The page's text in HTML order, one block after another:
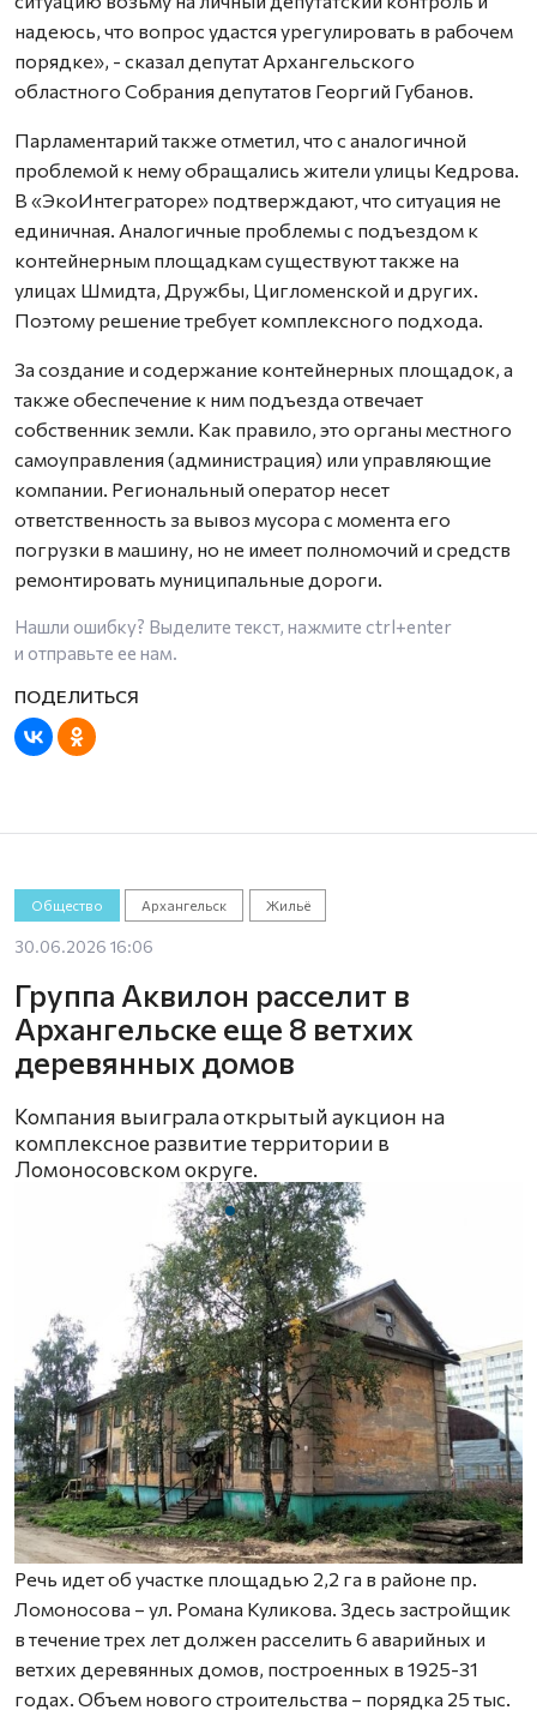
надеюсь, что вопрос удастся урегулировать в рабочем
порядке», - сказал депутат Архангельского
областного Собрания депутатов Георгий Губанов.
Парламентарий также отметил, что с аналогичной
проблемой к нему обращались жители улицы Кедрова.
В «ЭкоИнтеграторе» подтверждают, что ситуация не
единичная. Аналогичные проблемы с подъездом к
контейнерным площадкам существуют также на
улицах Шмидта, Дружбы, Цигломенской и других.
Поэтому решение требует комплексного подхода.
За создание и содержание контейнерных площадок, а
также обеспечение к ним подъезда отвечает
собственник земли. Как правило, это органы местного
самоуправления (администрация) или управляющие
компании. Региональный оператор несет
ответственность за вывоз мусора с момента его
погрузки в машину, но не имеет полномочий и средств
ремонтировать муниципальные дороги.
Нашли ошибку? Выделите текст, нажмите ctrl+enter
и отправьте ее нам.
Общество Архангельск Жильё
30.06.2026 16:06
Группа Аквилон расселит в
Архангельске еще 8 ветхих
деревянных домов
Компания выиграла открытый аукцион на
комплексное развитие территории в
Ломоносовском округе.
Речь идет об участке площадью 2,2 га в районе пр.
Ломоносова – ул. Романа Куликова. Здесь застройщик
в течение трех лет должен расселить 6 аварийных и
ветхих деревянных домов, построенных в 1925-31
годах. Объем нового строительства – порядка 25 тыс.